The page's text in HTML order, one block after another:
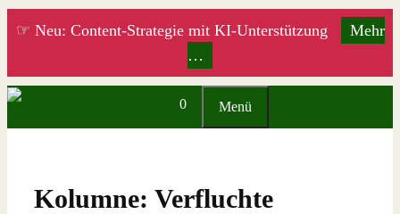
Zum
☞ Neu: Content-Strategie mit KI-Unterstützung
Mehr
…
0 Menü
Kolumne: Verfluchte